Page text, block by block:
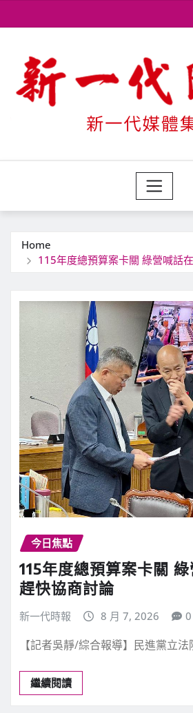
to
Home
115年度總預算案卡關 綠營喊話
今日焦點
115年度總預算案卡關
趕快協商討論
新一代時報 8 月 7, 2026 0
【記者吳靜/綜合報導】民進黨立
繼續閱讀